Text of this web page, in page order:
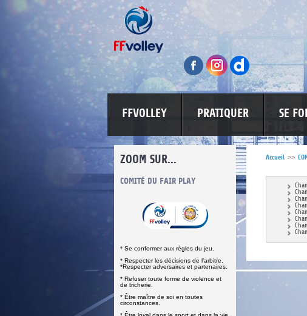
FFVOLLEY PRATIQUER SE
ZOOM SUR...
DOCUMENTS UTILES
CLIQUEZ ICI
COMITÉ DU FAIR PLAY
* Se conformer aux règles du jeu.
* Respecter les décisions de l’arbitre.
*Respecter adversaires et partenaires.
* Refuser toute forme de violence et
de tricherie.
* Être maître de soi en toutes
circonstances.
LUTTE CONTRE LES
Accueil >>